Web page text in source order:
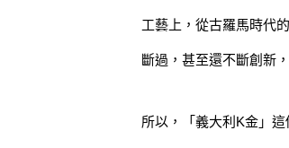
工藝上，從古羅馬時代
斷過，甚至還不斷創新
所以，「義大利K金」